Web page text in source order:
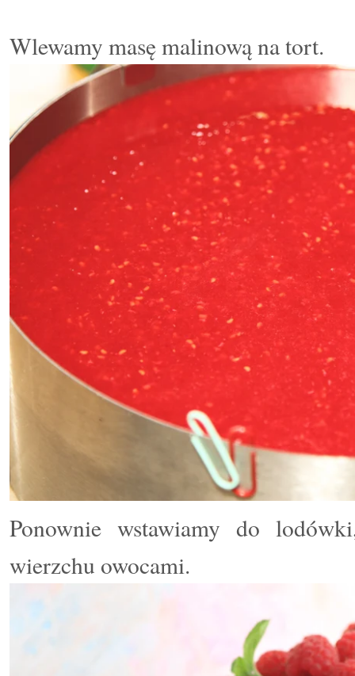
Wlewamy masę malinową na tort.
Ponownie wstawiamy do
wierzchu owocami.